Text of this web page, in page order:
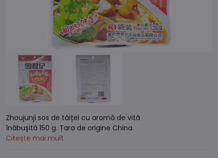
Zhoujunji sos de tăiței cu aromă de vită
înăbușită 150 g. Țara de origine China.
Citește mai mult